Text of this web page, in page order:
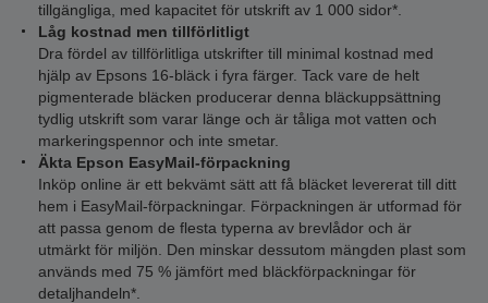
tillgängliga, med kapacitet för utskrift av 1 000 sidor*.
Låg kostnad men tillförlitligt
Dra fördel av tillförlitliga utskrifter till minimal kostnad med
hjälp av Epsons 16-bläck i fyra färger. Tack vare de helt
pigmenterade bläcken producerar denna bläckuppsättning
tydlig utskrift som varar länge och är tåliga mot vatten och
markeringspennor och inte smetar.
Äkta Epson EasyMail-förpackning
Inköp online är ett bekvämt sätt att få bläcket levererat till ditt
hem i EasyMail-förpackningar. Förpackningen är utformad för
att passa genom de flesta typerna av brevlådor och är
utmärkt för miljön. Den minskar dessutom mängden plast som
används med 75 % jämfört med bläckförpackningar för
detaljhandeln*.